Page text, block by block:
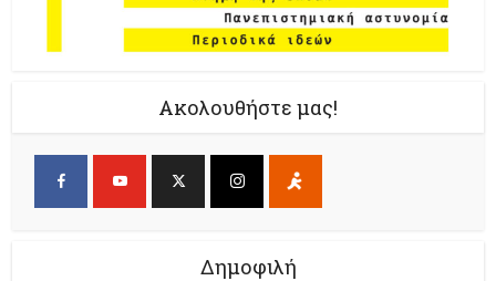
Ακολουθήστε μας!
Δημοφιλή